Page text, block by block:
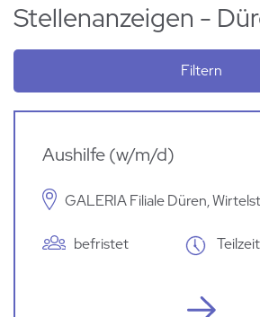
Stellenanzeigen -
Filtern
Aushilfe (w/m/d)
GALERIA Filiale Düren,
befristet Teilzeit